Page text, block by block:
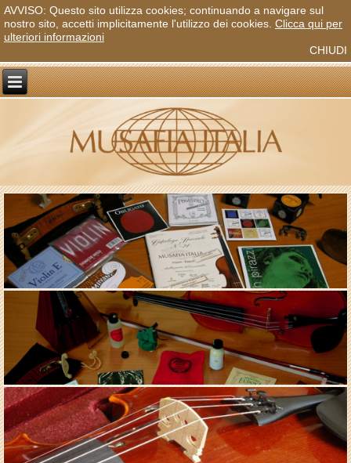
AVVISO: Questo sito utilizza cookies; continuando a navigare sul
nostro sito, accetti implicitamente l'utilizzo dei cookies. Clicca qui per
ulteriori informazioni
CHIUDI